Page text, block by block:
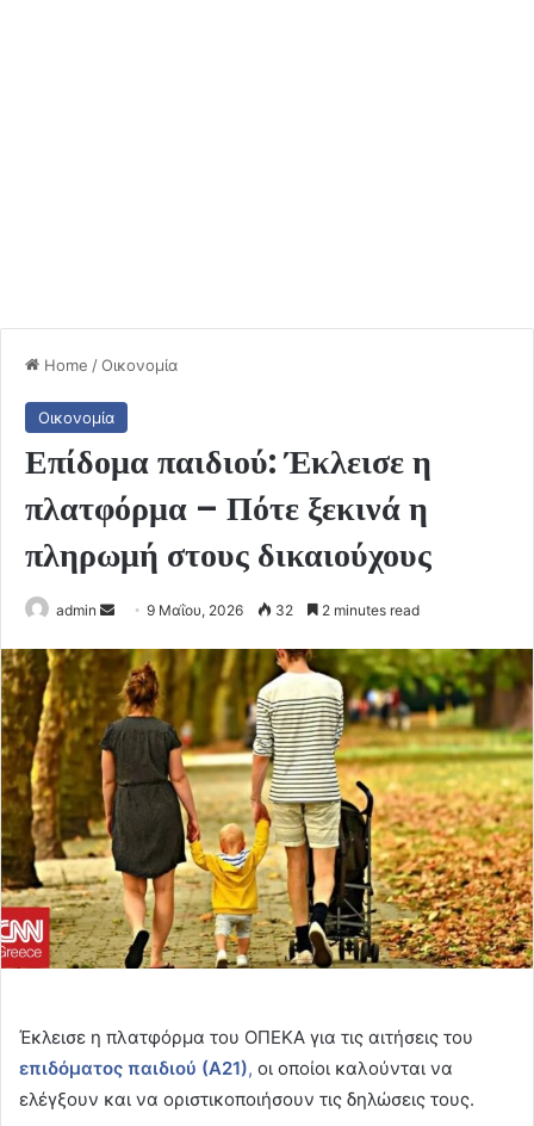
Home /Οικονομία
Οικονομία
Επίδομα παιδιού: Έκλεισε η
πλατφόρμα – Πότε ξεκινά η
πληρωμή στους δικαιούχους
admin
Send
email
9 Μαΐου, 2026 32 2 minutes read
Έκλεισε η πλατφόρμα του ΟΠΕΚΑ για τις αιτήσεις του
επιδόματος παιδιού (Α21), οι οποίοι καλούνται να
ελέγξουν και να οριστικοποιήσουν τις δηλώσεις τους.